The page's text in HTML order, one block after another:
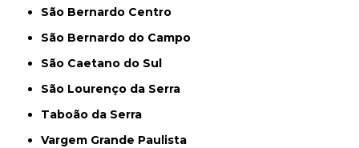
São Bernardo Centro
São Bernardo do Campo
São Caetano do Sul
São Lourenço da Serra
Taboão da Serra
Vargem Grande Paulista